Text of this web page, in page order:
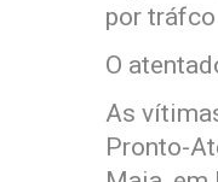
por
O
As
Pronto-